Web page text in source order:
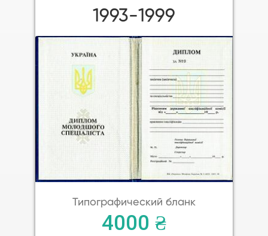
1993-1999
Типографический бланк
4000 ₴